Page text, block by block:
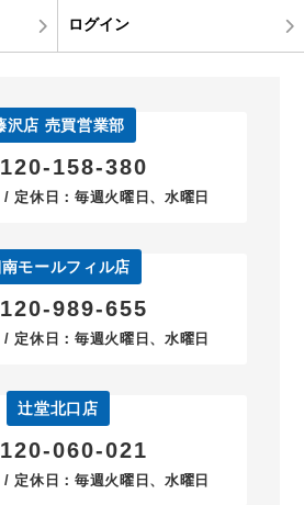
ログイン
沢店 売買営業部
158-380
定休日：毎週火曜日、水曜日
モールフィル店
989-655
定休日：毎週火曜日、水曜日
辻堂北口店
060-021
定休日：毎週火曜日、水曜日